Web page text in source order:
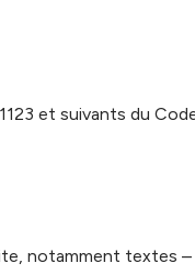
et suivants du
notamment textes –